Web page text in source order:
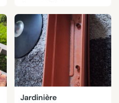
Jardinière